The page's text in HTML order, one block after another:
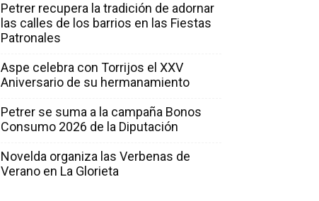
Petrer recupera la tradición de adornar
las calles de los barrios en las Fiestas
Patronales
Aspe celebra con Torrijos el XXV
Aniversario de su hermanamiento
Petrer se suma a la campaña Bonos
Consumo 2026 de la Diputación
Novelda organiza las Verbenas de
Verano en La Glorieta